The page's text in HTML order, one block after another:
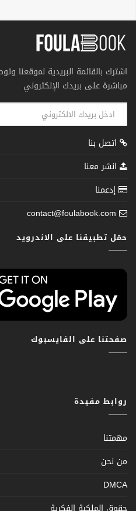
اشترك بالقائمة البريدية لموقعنا
مباشرة على بريدك الإلكتروني
اتصل بنا
انشر معنا
إدعمنا
contact@foulabook.com
حمّل تطبيقنا على الاندرويد
صفحتنا على الفايسبوك
روابط مفيدة
مهمتنا
من نحن
DMCA